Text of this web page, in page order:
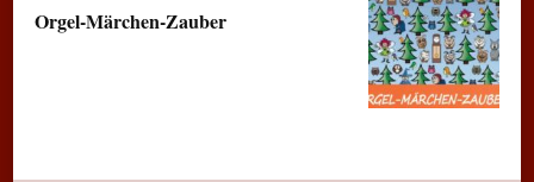
Orgel-Märchen-Zauber